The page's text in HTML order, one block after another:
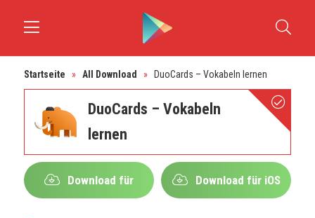
Startseite » All Download » DuoCards – Vokabeln lernen
DuoCards – Vokabeln
lernen
Download für Download für iOS